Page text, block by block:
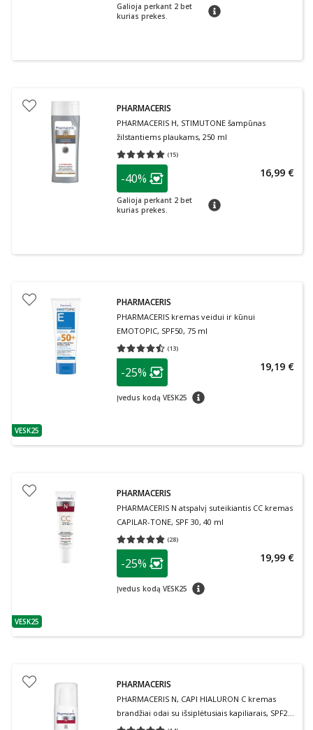
Galioja perkant 2 bet
kurias prekes.
patarimas
PHARMACERIS
PHARMACERIS H, STIMUTONE šampūnas
žilstantiems plaukams, 250 ml
(15)
Vidutinis įvertinimas 5.00
patarimas
Lojalumo klubo narių nuolaida
-40%
Galioja perkant 2 bet
kurias prekes.
patarimas
16,99 €
patarimas
VESK25
PHARMACERIS
PHARMACERIS kremas veidui ir kūnui
EMOTOPIC, SPF50, 75 ml
(13)
Vidutinis įvertinimas 4.46
patarimas
Lojalumo klubo narių nuolaida
-25%
Įvedus kodą VESK25 patarimas
19,19 €
patarimas
VESK25
PHARMACERIS
PHARMACERIS N atspalvį suteikiantis CC kremas
CAPILAR-TONE, SPF 30, 40 ml
(28)
Vidutinis įvertinimas 4.79
patarimas
Lojalumo klubo narių nuolaida
-25%
Įvedus kodą VESK25 patarimas
19,99 €
PHARMACERIS
PHARMACERIS N, CAPI HIALURON C kremas
brandžiai odai su išsiplėtusiais kapiliarais, SPF20,
50 ml